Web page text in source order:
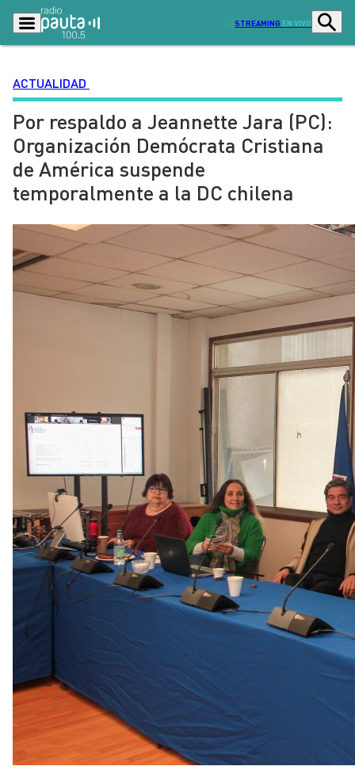
STREAMING EN VIVO
Podcasts Programas
Lo Último Actualidad
Ciudad
Radio en vivo
Tendencias Deportes
Entretención y Cultura
Dato en Pauta Señal 2
ACTUALIDAD
Por respaldo a Jeannette Jara (PC):
Organización Demócrata Cristiana
de América suspende
temporalmente a la DC chilena